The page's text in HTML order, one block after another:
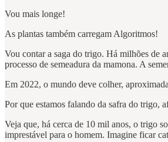
Vou mais longe!
As plantas também carregam Algoritmos!
Vou contar a saga do trigo. Há milhões de
processo de semeadura da mamona. A
Em 2022, o mundo deve colher,
Por que estamos falando da safra do trigo,
Veja que, há cerca de 10 mil anos, o trigo
imprestável para o homem. Imagine ficar